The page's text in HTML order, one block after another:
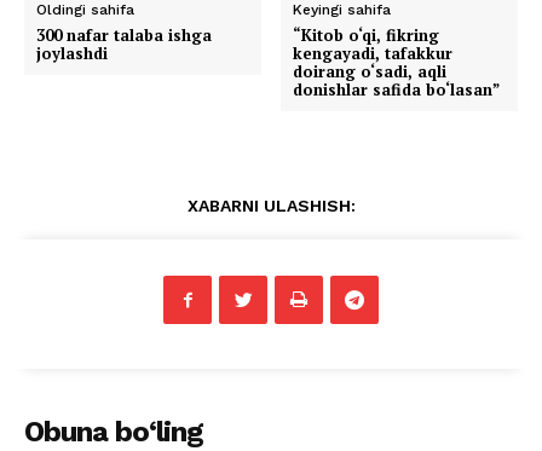
Oldingi sahifa
300 nafar talaba ishga
joylashdi
Keyingi sahifa
“Kitob o‘qi, fikring
kengayadi, tafakkur
doirang o‘sadi, aqli
donishlar safida bo‘lasan”
XABARNI ULASHISH:
Obuna bo‘ling